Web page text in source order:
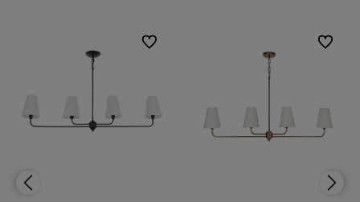
Do ulubionych
Do ulubionych Do
Do